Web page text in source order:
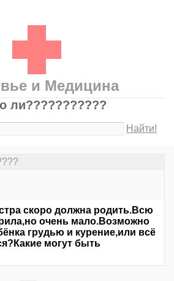
и Медицина
ли???????????
Найти!
скоро должна родить.Всю
очень мало.Возможно
грудью и курение,или всё
могут быть